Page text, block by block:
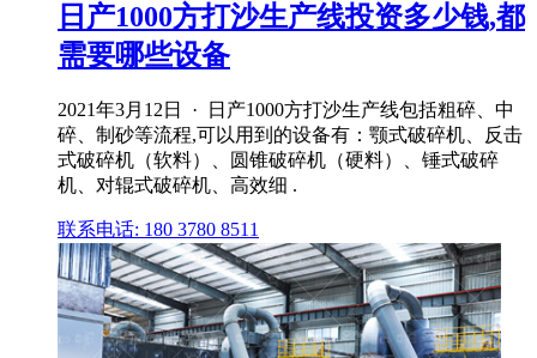
日产1000方打沙生产线投资多少钱,都
需要哪些设备
2021年3月12日 · 日产1000方打沙生产线包括粗碎、中
碎、制砂等流程,可以用到的设备有：颚式破碎机、反击
式破碎机（软料）、圆锥破碎机（硬料）、锤式破碎
机、对辊式破碎机、高效细 .
联系电话: 180 3780 8511